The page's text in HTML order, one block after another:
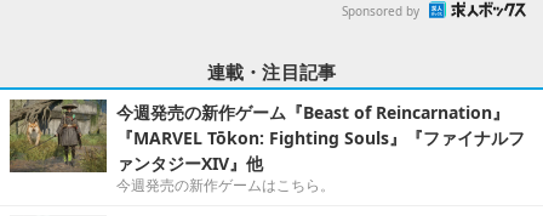
Sponsored by
連載・注目記事
今週発売の新作ゲーム『Beast of Reincarnation』
『MARVEL Tōkon: Fighting Souls』『ファイナルフ
ァンタジーXIV』他
今週発売の新作ゲームはこちら。